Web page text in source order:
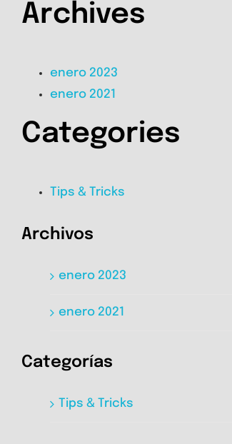
Archives
enero 2023
enero 2021
Categories
Tips & Tricks
Archivos
enero 2023
enero 2021
Categorías
Tips & Tricks